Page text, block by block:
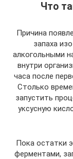
Что
Причина
запаха
алкогольными
внутри
часа после
Столько
запустить
уксусную
Пока остатки
ферментами,